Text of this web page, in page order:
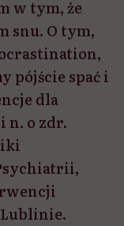
w tym, że
snu. O tym,
pójście spać i
dla
n. o zdr.